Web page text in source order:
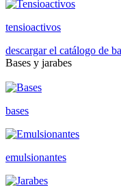
tensioactivos
descargar el catálogo de
Bases y jarabes
bases
emulsionantes